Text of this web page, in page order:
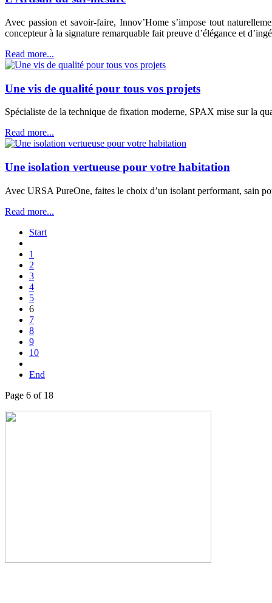
Avec passion et savoir-faire, Innov’Home s’impose tout
concepteur à la signature remarquable fait preuve d’élégance et
Read more...
Une vis de qualité pour tous vos projets
Spécialiste de la technique de fixation moderne, SPAX mise sur la
Read more...
Une isolation vertueuse pour votre habitation
Avec URSA PureOne, faites le choix d’un isolant performant, sain
Read more...
Start
1
2
3
4
5
6
7
8
9
10
End
Page 6 of 18